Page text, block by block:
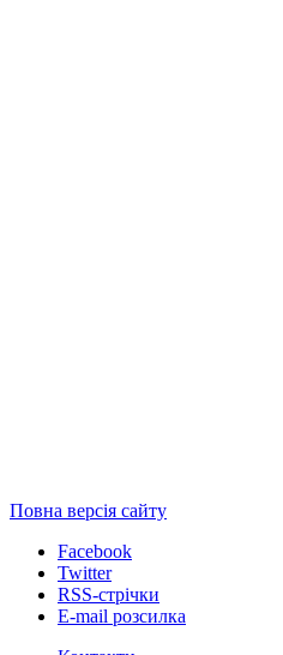
Повна версія сайту
Facebook
Twitter
RSS-стрічки
E-mail розсилка